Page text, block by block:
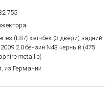
755
(E87) хэтчбек (3 двери) задний
2.0 бензин N43 черный (475
metallic)
из Германии